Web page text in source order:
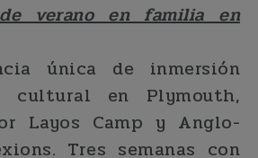
de verano en familia en
única de inmersión
cultural en Plymouth,
Layos Camp y Anglo-
Tres semanas con